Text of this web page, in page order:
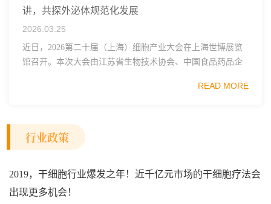
讲，共探外泌体规范化发展
2026.03.25
近日，2026第二十届（上海）细胞产业大会在上海世博展览
馆召开。本次大会由江苏省生物技术协会、中国食品药品企
范区生物医药行业协会、瑞士日内瓦长寿科学...
READ MORE
行业政策
2019，干细胞行业爆发之年！近千亿元市场的干细胞疗法会
出现更多机会！